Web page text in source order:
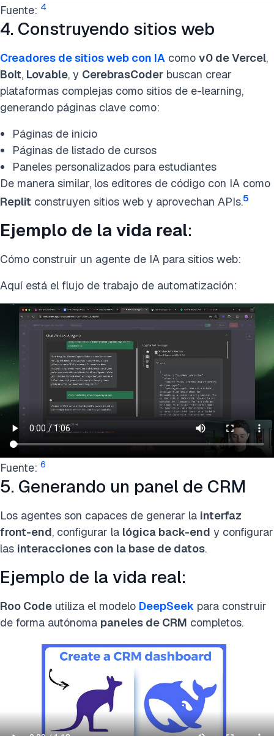
Fuente: 4
4. Construyendo sitios web
Creadores de sitios web con IA como v0 de Vercel,
Bolt, Lovable, y CerebrasCoder buscan crear
plataformas complejas como sitios de e-learning,
generando páginas clave como:
Páginas de inicio
Páginas de listado de cursos
Paneles personalizados para estudiantes
De manera similar, los editores de código con IA como
Replit construyen sitios web y aprovechan APIs.5
Ejemplo de la vida real:
Cómo construir un agente de IA para sitios web:
Aquí está el flujo de trabajo de automatización:
Fuente: 6
5. Generando un panel de CRM
Los agentes son capaces de generar la interfaz
front-end, configurar la lógica back-end y configurar
las interacciones con la base de datos.
Ejemplo de la vida real:
Roo Code utiliza el modelo DeepSeek para construir
de forma autónoma paneles de CRM completos.